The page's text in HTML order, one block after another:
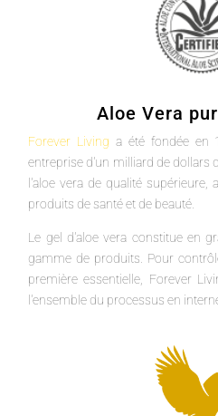
Aloe Vera
Forever Living a été fondée en
entreprise d'un milliard de dollars
l'aloe vera de qualité
produits de santé et de beauté.
Le gel d'aloe vera constitue en
gamme de produits. Pour
première essentielle, Forever
l'ensemble du processus en